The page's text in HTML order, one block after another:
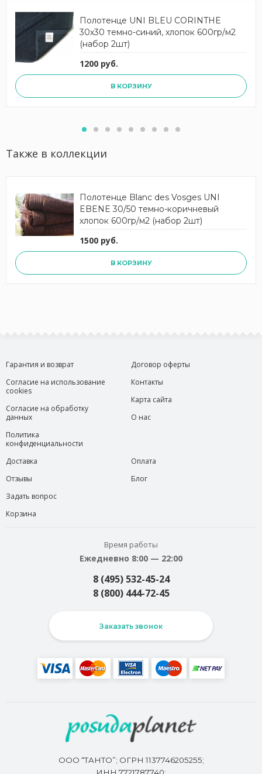
Полотенце UNI BLEU CORINTHE
30х30 темно-синий, хлопок 600гр/м2
(набор 2шт)
1200 руб.
В КОРЗИНУ
Также в коллекции
Полотенце Blanc des Vosges UNI
EBENE 30/50 темно-коричневый
хлопок 600гр/м2 (набор 2шт)
1500 руб.
В КОРЗИНУ
Гарантия и возврат
Согласие на использование
cookies
Согласие на обработку
данных
Политика
конфиденциальности
Договор оферты
Контакты
Карта сайта
О нас
Доставка
Отзывы
Задать вопрос
Корзина
Оплата
Блог
Время работы
Ежедневно 8:00 — 22:00
8 (495) 532-45-24
8 (800) 444-72-45
Заказать звонок
ООО “ТАНТО”; ОГРН 1137746205255;